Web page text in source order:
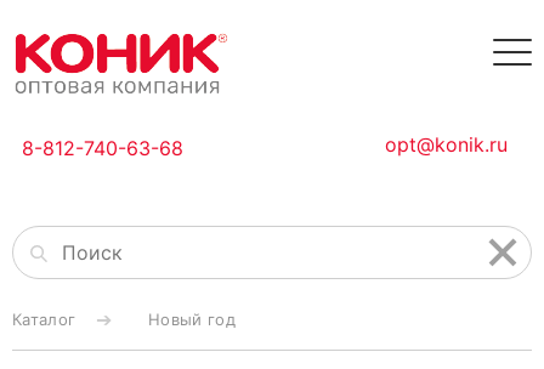
8-812-740-63-68 opt@konik.ru
Каталог Новый год